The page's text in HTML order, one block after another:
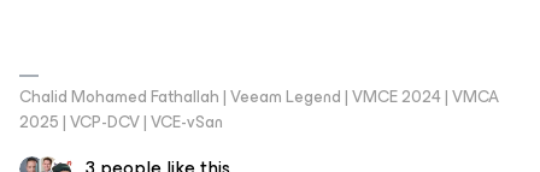
Chalid Mohamed Fathallah | Veeam Legend | VMCE 2024 | VMCA
2025 | VCP-DCV | VCE-vSan